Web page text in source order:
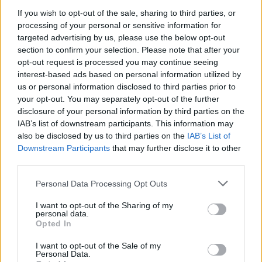
If you wish to opt-out of the sale, sharing to third parties, or
processing of your personal or sensitive information for
targeted advertising by us, please use the below opt-out
section to confirm your selection. Please note that after your
opt-out request is processed you may continue seeing
interest-based ads based on personal information utilized by
us or personal information disclosed to third parties prior to
your opt-out. You may separately opt-out of the further
disclosure of your personal information by third parties on the
IAB’s list of downstream participants. This information may
also be disclosed by us to third parties on the IAB’s List of
Downstream Participants that may further disclose it to other
Please note that this website/app uses one or more Google
not limited to your visit or usage behaviour. You may click to
grant or deny consent to Google and its third-party tags to
use your data for below specified purposes in below Google
consent section.
Personal Data Processing Opt Outs
I want to opt-out of the Sharing of my
personal data.
Opted In
I want to opt-out of the Sale of my
Personal Data.
spostare il punto di attacco: un difensore più
fisico sul creatore primario, un lungo mobile sul
tiratore in uscita dai blocchi, oppureswitch
sistematici per ridurre le penetrazioni. In
attacco, si vedonoinverted pick and rollper
sfruttare un miss-match in post, più handoff per
rallentare i cambi o set a doppio blocco per
liberare un tiratore in striscia. Questi
accorgimenti, combinati con il fattore campo,
ridefiniscono iltempodella serie e spostano la
bilancia psicologica.
Osservare il seedindica priorità del campo e
prevedibilità degli incroci; con reseeding,
migliori.